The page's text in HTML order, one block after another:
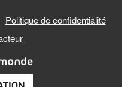
Politique de confidentialité